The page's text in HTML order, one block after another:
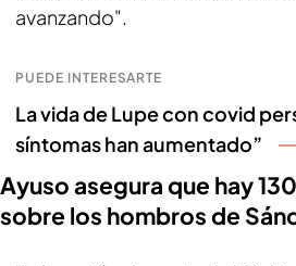
avanzando".
PUEDE INTERESARTE
La vida de Lupe con covid
síntomas han aumentado”
Ayuso asegura que hay
sobre los hombros de